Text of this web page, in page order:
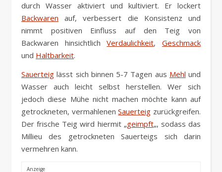
durch Wasser aktiviert und kultiviert. Er lockert
Backwaren auf, verbessert die Konsistenz und
nimmt positiven Einfluss auf den Teig von
Backwaren hinsichtlichVerdaulichkeit,Geschmack
und Haltbarkeit.
Sauerteig lässt sich binnen 5-7 Tagen aus Mehl und
Wasser auch leicht selbst herstellen. Wer sich
jedoch diese Mühe nicht machen möchte kann auf
getrockneten, vermahlenenSauerteig zurückgreifen.
Der frische Teig wird hiermit „geimpft„, sodass das
Millieu des getrockneten Sauerteigs sich darin
vermehren kann.